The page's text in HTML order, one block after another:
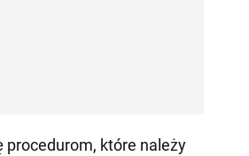
procedurom, które należy